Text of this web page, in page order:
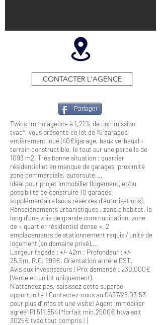
CONTACTER L'AGENCE
Partager
Twins-Immo agence à 1,21% de commission
tvac*, vous présente ce lot de 16 garages
entièrement loué (40€/garage, baux verbaux) +
terrain constructible, le tout sur une parcelle de
1093 m2. Très bonne situation : quartier
résidentiel et en manque de garages, proximité
zone commerciale, autoroute,…
Idéal pour projet immobilier (logement) et/ou
possibilité de construire 10 garages
supplémentaire (sous réserves d’autorisations).
Renseignements urbanistiques : zone d’habitat, le
long d’une voie de grande communication, zone
de « quartier résidentiel dense », 2
emplacements de stationnement requis / unité de
logement (en domaine privé),…
Largeur façade : +/- 42m ; Profondeur : +/-
25,5m. R.C. 999€. Orientation arrière EST.
Avis aux investisseurs ! Prix demandé : 230.000€
(Vente en un lot uniquement).
N’attendez pas, saisissez cette superbe
opportunité ! Contactez-nous au 0497/25.03.53
pour plus d'infos et une visite! Agent immobilier
agréé IPI 511.854 (*forfait min.2500€ htva soit
3025€ tvac tout compris ! )